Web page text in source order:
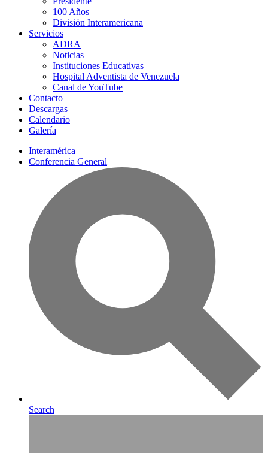
100 Años
División Interamericana
Servicios
ADRA
Noticias
Instituciones Educativas
Hospital Adventista de Venezuela
Canal de YouTube
Contacto
Descargas
Calendario
Galería
Interamérica
Conferencia General
Search